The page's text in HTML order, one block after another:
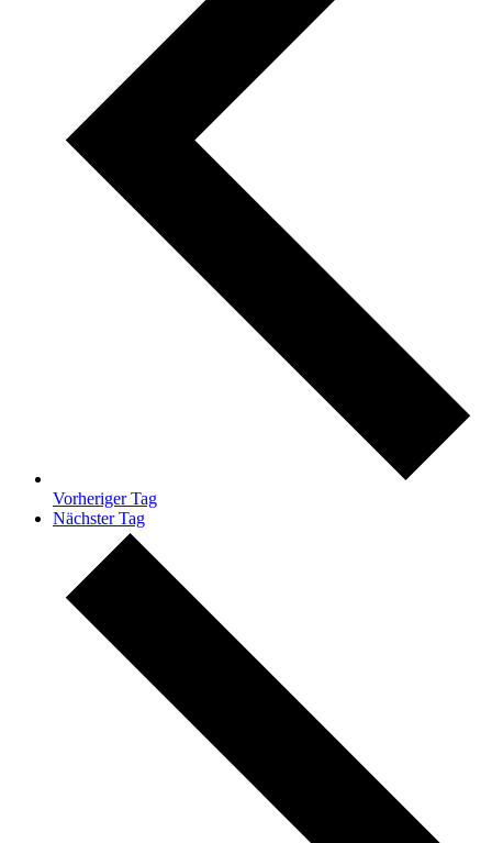
Vorheriger Tag
Nächster Tag